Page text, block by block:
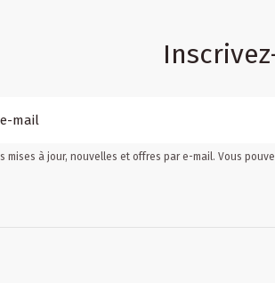
mises à jour, nouvelles et offres par e-mail. Vous